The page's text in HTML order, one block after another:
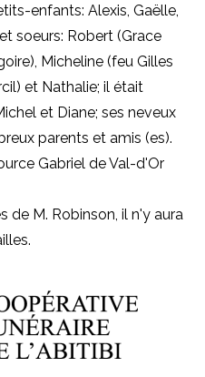
enfants: Alexis, Gaëlle,
soeurs: Robert (Grace
Micheline (feu Gilles
et Nathalie; il était
et Diane; ses neveux
parents et amis (es).
Gabriel de Val-d'Or
de M. Robinson, il n'y aura